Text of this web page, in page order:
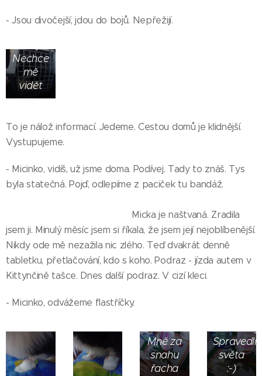
- Jsou divočejší, jdou do bojů. Nepřežijí.
Otočila
Nechce
mě
vidět
To je nálož informací. Jedeme. Cestou domů je klidnější.
Vystupujeme.
- Micinko, vidíš, už jsme doma. Podívej. Tady to znáš. Tys
byla statečná. Pojď, odlepíme z paciček tu bandáž.
Micka je naštvaná. Zradila
jsem ji. Minulý měsíc jsem si říkala, že jsem její nejoblíbenější.
Nikdy ode mě nezažila nic zlého. Teď dvakrát denně
tabletku, přetlačování, kdo s koho. Podraz - jízda autem v
Kittynčině tašce. Dnes další podraz. V cizí kleci.
- Micinko, odvážeme flastříčky.
Mně za
snahu
řacha
světa
:-)